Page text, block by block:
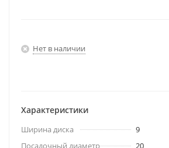
Нет в наличии
Характеристики
Ширина диска
9
Посадочный диаметр
20